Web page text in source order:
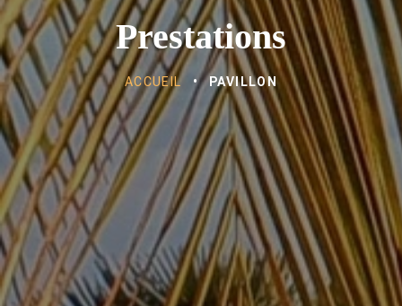
Prestations
ACCUEIL • PAVILLON